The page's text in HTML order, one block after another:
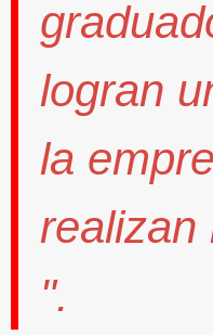
logran
la
realizan
".